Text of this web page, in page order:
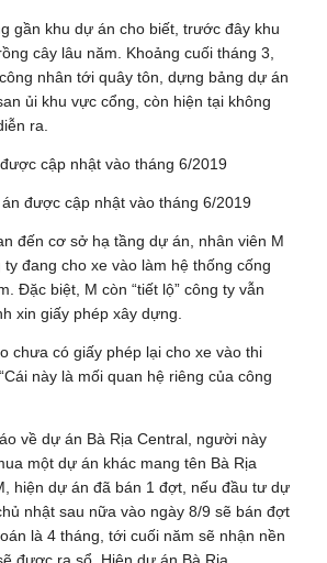
gần khu dự án cho biết, trước đây khu
cây lâu năm. Khoảng cuối tháng 3,
nhân tới quây tôn, dựng bảng dự án
ủi khu vực cổng, còn hiện tại không
ra.
được cập nhật vào tháng 6/2019
đến cơ sở hạ tầng dự án, nhân viên M
đang cho xe vào làm hệ thống cống
Đặc biệt, M còn “tiết lộ” công ty vẫn
xin giấy phép xây dựng.
chưa có giấy phép lại cho xe vào thi
này là mối quan hệ riêng của công
về dự án Bà Rịa Central, người này
một dự án khác mang tên Bà Rịa
hiện dự án đã bán 1 đợt, nếu đầu tư dự
nhật sau nữa vào ngày 8/9 sẽ bán đợt
là 4 tháng, tới cuối năm sẽ nhận nền
được ra sổ. Hiện dự án Bà Rịa